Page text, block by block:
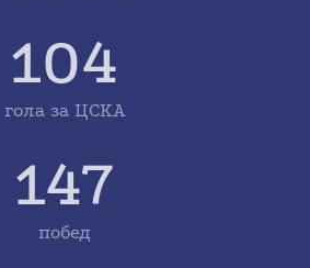
104
гола за ЦСКА
147
побед